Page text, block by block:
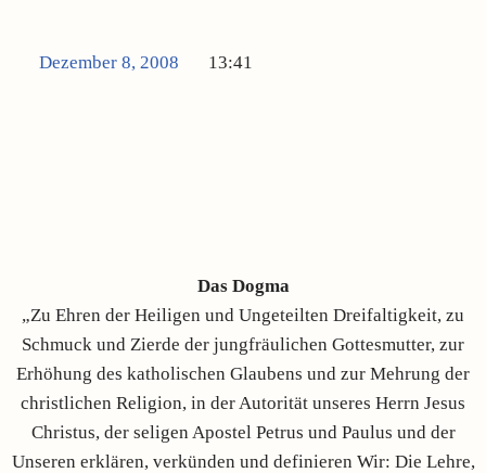
Dezember 8, 2008 13:41
Das Dogma
„Zu Ehren der Heiligen und Ungeteilten Dreifaltigkeit, zu
Schmuck und Zierde der jungfräulichen Gottesmutter, zur
Erhöhung des katholischen Glaubens und zur Mehrung der
christlichen Religion, in der Autorität unseres Herrn Jesus
Christus, der seligen Apostel Petrus und Paulus und der
Unseren erklären, verkünden und definieren Wir: Die Lehre,